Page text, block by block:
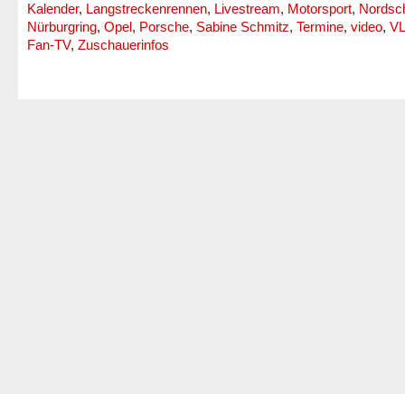
Kalender, Langstreckenrennen, Livestream, Motorsport,
Nürburgring, Opel, Porsche, Sabine Schmitz, Termine, video,
Fan-TV, Zuschauerinfos